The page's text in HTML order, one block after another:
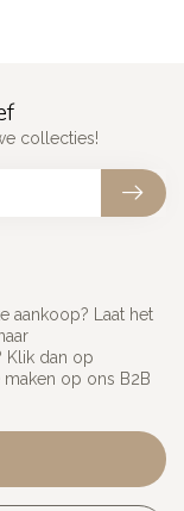
aankoop? Laat het
Klik dan op
op ons B2B
collecties!